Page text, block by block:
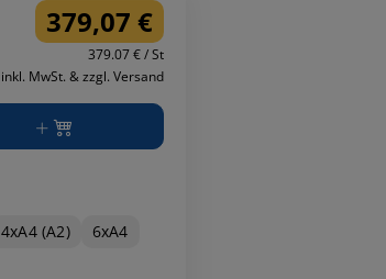
379,07 €
379.07 € / St
inkl. MwSt. & zzgl. Versand
4xA4 (A2)
6xA4